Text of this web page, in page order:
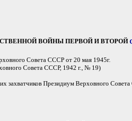
ВОЙНЫ ПЕРВОЙ И ВТОРОЙ
Совета СССР от 20 мая 1945г.
Совета СССР, 1942 г., № 19)
Президиум Верховного